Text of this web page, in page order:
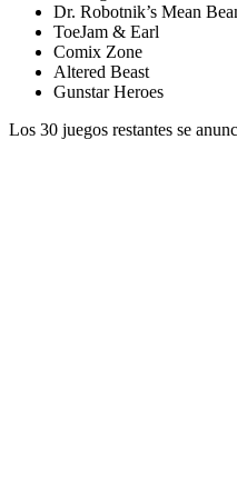
Dr. Robotnik’s Mean
ToeJam & Earl
Comix Zone
Altered Beast
Gunstar Heroes
Los 30 juegos restantes se